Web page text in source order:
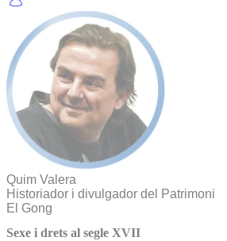
Quim Valera
Historiador i divulgador del Patrimoni
El Gong
Sexe i drets al segle XVII